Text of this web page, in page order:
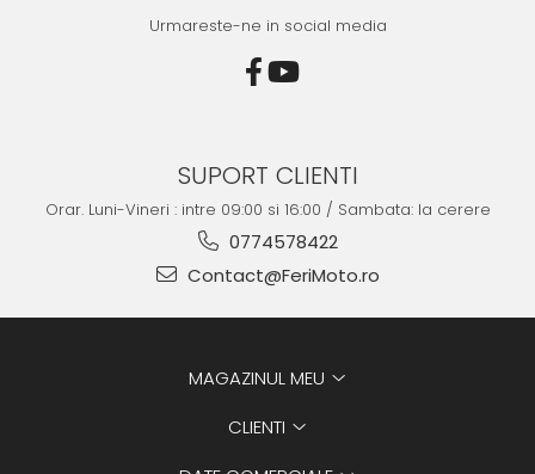
Urmareste-ne in social media
SUPORT CLIENTI
Orar. Luni-Vineri : intre 09:00 si 16:00 / Sambata: la cerere
0774578422
Contact@FeriMoto.ro
MAGAZINUL MEU
CLIENTI